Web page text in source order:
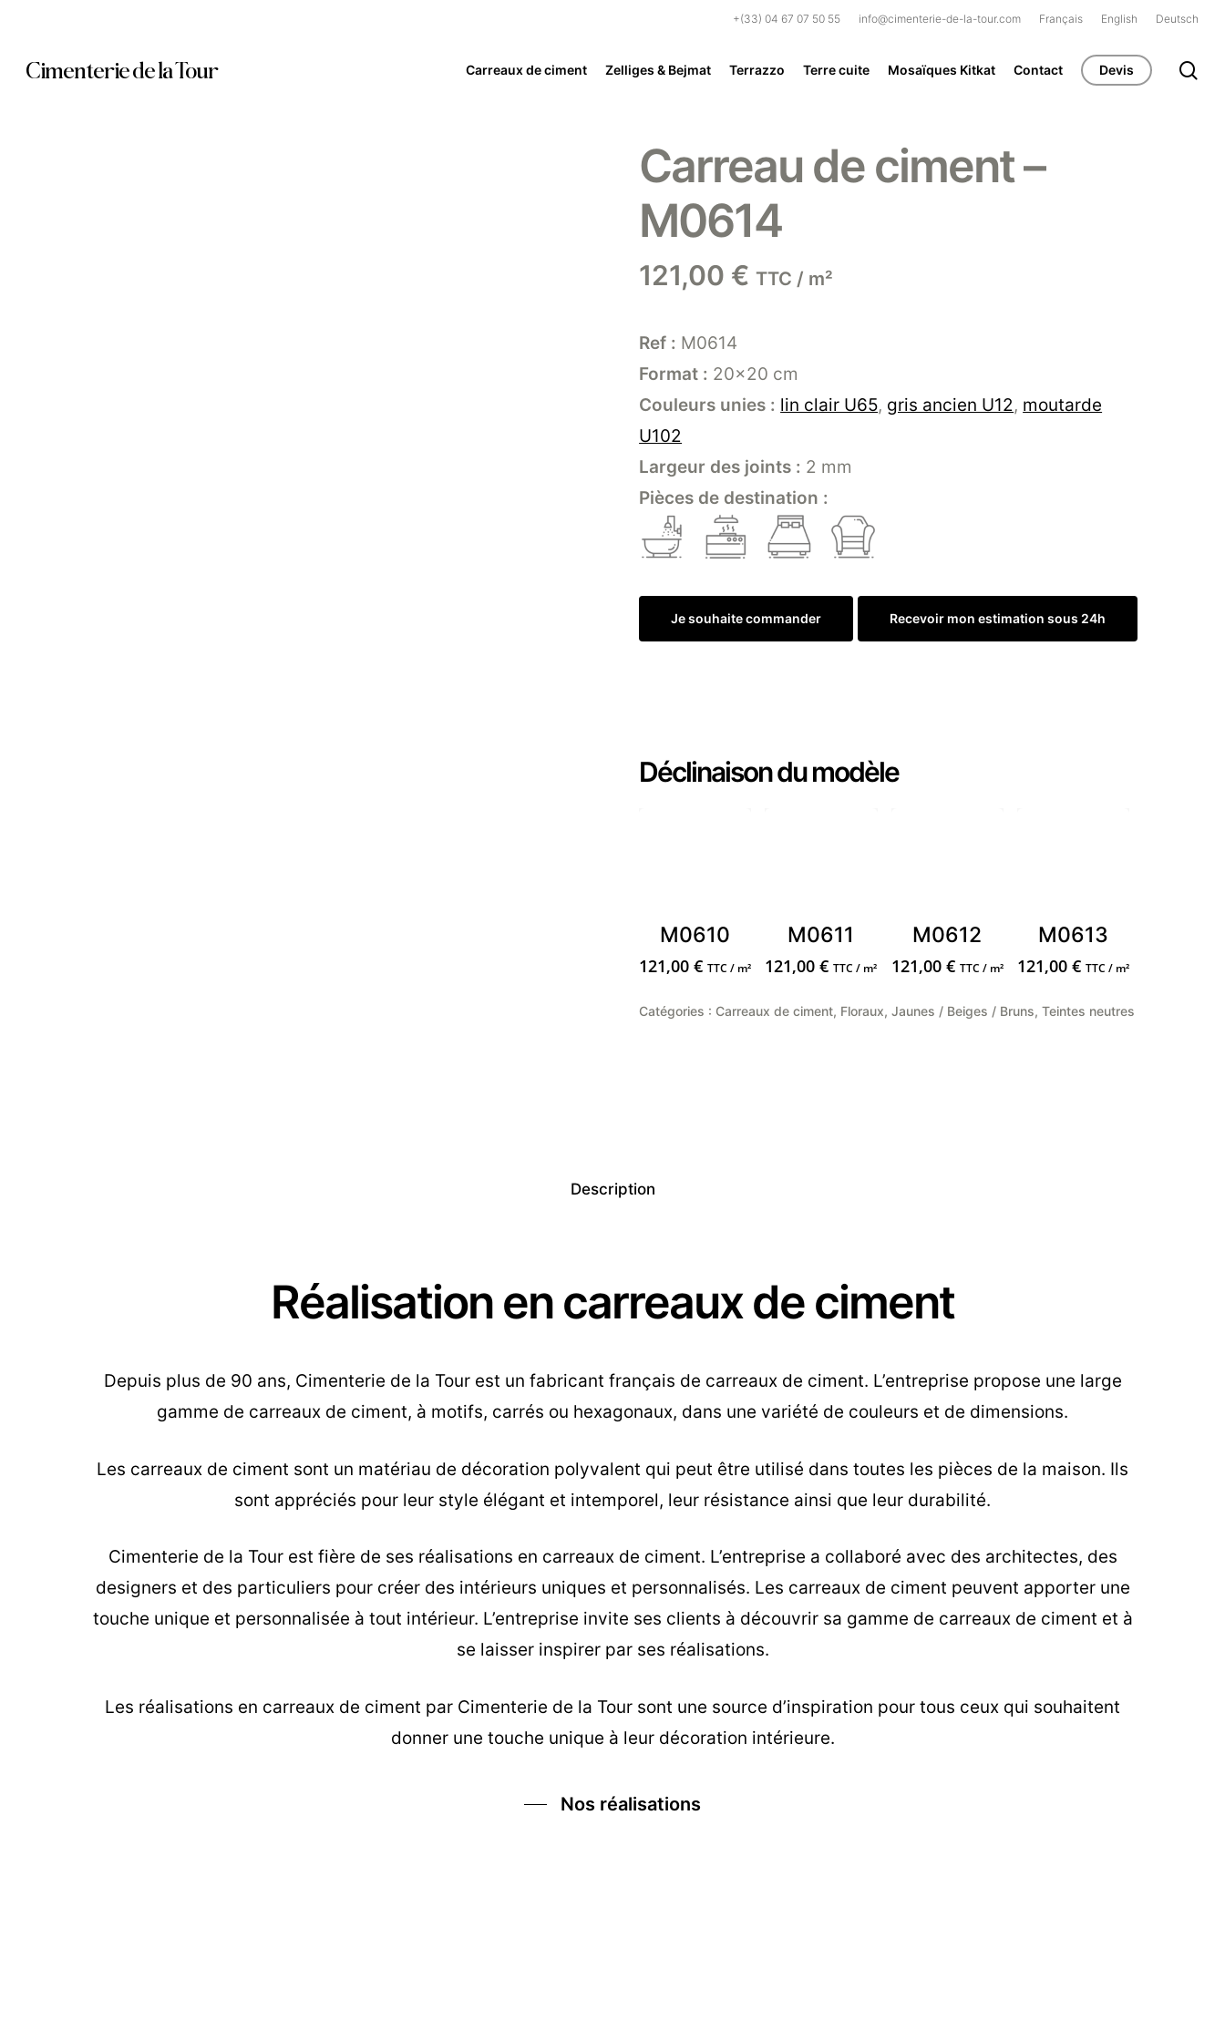
main
+(33) 04 67 07 50 55 info@cimenterie-de-la-tour.com Français English Deutsch
Cimenterie de la Tour Carreaux de ciment Zelliges & Bejmat Terrazzo Terre cuite Mosaïques Kitkat Contact Devis
Carreau de ciment –
M0614
121,00 € TTC / m²
Ref : M0614
Format : 20×20 cm
Couleurs unies : lin clair U65, gris ancien U12, moutarde
U102
Largeur des joints : 2 mm
Pièces de destination :
Je souhaite commander Recevoir mon estimation sous 24h
Déclinaison du modèle
M0610
121,00€ TTC / m²
M0611
121,00€ TTC / m²
M0612
121,00 € TTC / m²
M0613
121,00 € TTC / m²
Catégories : Carreaux de ciment, Floraux,Jaunes / Beiges / Bruns,Teintes neutres
Description
Réalisation en carreaux de ciment
Depuis plus de 90 ans, Cimenterie de la Tour est un fabricant français de carreaux de ciment. L’entreprise propose une large
gamme de carreaux de ciment, à motifs, carrés ou hexagonaux, dans une variété de couleurs et de dimensions.
Les carreaux de ciment sont un matériau de décoration polyvalent qui peut être utilisé dans toutes les pièces de la maison. Ils
sont appréciés pour leur style élégant et intemporel, leur résistance ainsi que leur durabilité.
Cimenterie de la Tour est fière de ses réalisations en carreaux de ciment. L’entreprise a collaboré avec des architectes, des
designers et des particuliers pour créer des intérieurs uniques et personnalisés. Les carreaux de ciment peuvent apporter une
touche unique et personnalisée à tout intérieur. L’entreprise invite ses clients à découvrir sa gamme de carreaux de ciment et à
se laisser inspirer par ses réalisations.
Les réalisations en carreaux de ciment par Cimenterie de la Tour sont une source d’inspiration pour tous ceux qui souhaitent
donner une touche unique à leur décoration intérieure.
Nos réalisations